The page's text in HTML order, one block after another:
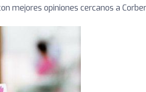
mejores opiniones cercanos a